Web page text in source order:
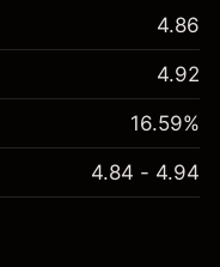
4.86
4.92
16.59%
4.84 - 4.94